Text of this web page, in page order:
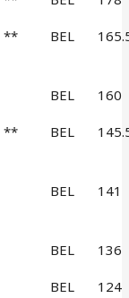
** BEL
BEL 160
** BEL
BEL 141
BEL 136
BEL 124